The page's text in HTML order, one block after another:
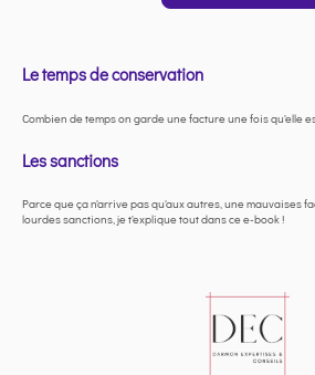
Le temps de conservation
Combien de temps on garde une facture une fois qu'elle
Les sanctions
Parce que ça n'arrive pas qu'aux autres, une mauvaises
lourdes sanctions, je t'explique tout dans ce e-book !